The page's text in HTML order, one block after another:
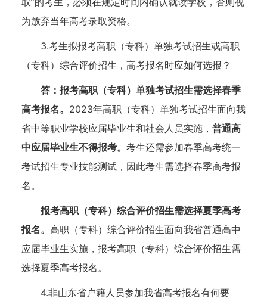
为放弃当年高考录取资格。
3.考生拟报考高职（专科）单独考试招生或高职
（专科）综合评价招生，高考报名时应如何选报？
答：报考高职（专科）单独考试招生需选择春季
高考报名。 2023年高职（专科）单独考试招生面向我
省中等职业学校应届毕业生和社会人员实施， 普通高
中应届毕业生不得报考。 考生还需参加春季高考统一
考试招生专业技能测试，因此考生需选择春季高考报
名。
报考高职（专科）综合评价招生需选择夏季高考
报名。 高职（专科）综合评价招生面向我省普通高中
应届毕业生实施，报考高职（专科）综合评价招生需
选择夏季高考报名。
4.非山东省户籍人员参加我省高考报名有何要